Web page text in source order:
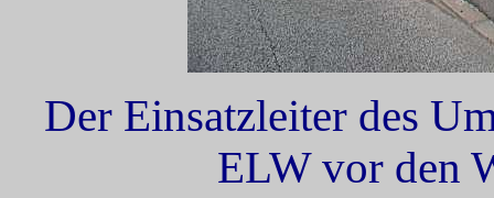
Der Einsatzleiter des
ELW vor den